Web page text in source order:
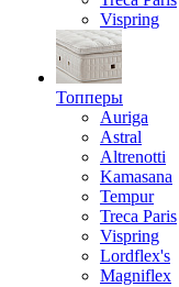
Vispring
Топперы
Auriga
Astral
Altrenotti
Kamasana
Tempur
Treca Paris
Vispring
Lordflex's
Magniflex